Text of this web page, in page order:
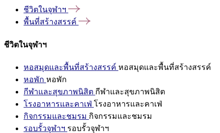
ชีวิตในจุฬาฯ
พื้นที่สร้างสรรค์
ชีวิตในจุฬาฯ
หอสมุดและพื้นที่สร้างสรรค์ หอสมุดและพื้นที่สร้างสรรค์
หอพัก หอพัก
กีฬาและสุขภาพนิสิต กีฬาและสุขภาพนิสิต
โรงอาหารและคาเฟ่ โรงอาหารและคาเฟ่
กิจกรรมและชมรม กิจกรรมและชมรม
รอบรั้วจุฬาฯ รอบรั้วจุฬาฯ